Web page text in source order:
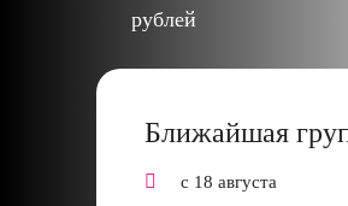
рублей
Ближайшая
с 18 августа